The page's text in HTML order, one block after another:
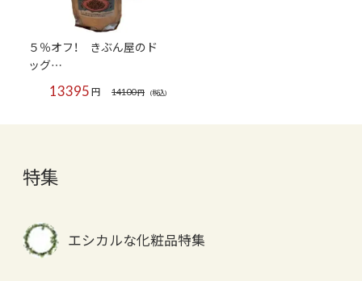
５％オフ！ きぶん屋のド
ッグ…
14100円 (税込)
13395円
特集
エシカルな化粧品特集